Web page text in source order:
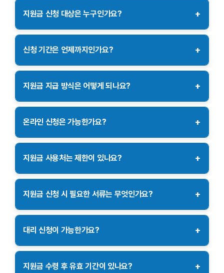
지원금 신청 대상은 누구인가요? +
정읍시 민생회복 지원금은 정읍시에 주민등록이 되어 있는
시민들을 대상으로 지급됩니다. 신청 시점에 정읍시에 거주하고
등록증을 보유하고 있다면 신청 가능합니다.
신청 기간은 언제까지인가요? +
지원금 신청 기간은 2025년 1월 1일부터 2025년 3월
31일까지입니다. 신청 기간을 놓치면 지원금을 받을 수 없으니
지원금 지급 방식은 어떻게 되나요? +
지원금은 정읍사랑상품권 또는 계좌이체를 통해 지급됩니다. 신청
시 지급 방식을 선택할 수 있으며, 정읍사랑상품권을 선택하면
온라인 신청은 가능한가요? +
온라인 신청은 정읍시청 홈페이지를 통해 가능합니다. 온라인
신청 시 본인 인증이 필요하며, 신청 후에는 접수 확인 문자를 받게
지원금 사용처는 제한이 있나요? +
정읍사랑상품권으로 지급된 지원금은 정읍시 내 가맹점에서만
사용 가능합니다. 일부 대형마트나 유흥업소에서는 사용이 제한될
지원금 신청 시 필요한 서류는 무엇인가요? +
지원금 신청 시에는 신분증(주민등록증, 운전면허증 등)과
신청서를 제출해야 합니다. 외국인의 경우 외국인 등록증을 함께
대리 신청이 가능한가요? +
대리 신청은 가능합니다. 대리 신청 시에는 신청자의 신분증
사본과 위임장을 제출해야 하며, 대리인의 신분증도 함께
지원금 수령 후 유효 기간이 있나요? +